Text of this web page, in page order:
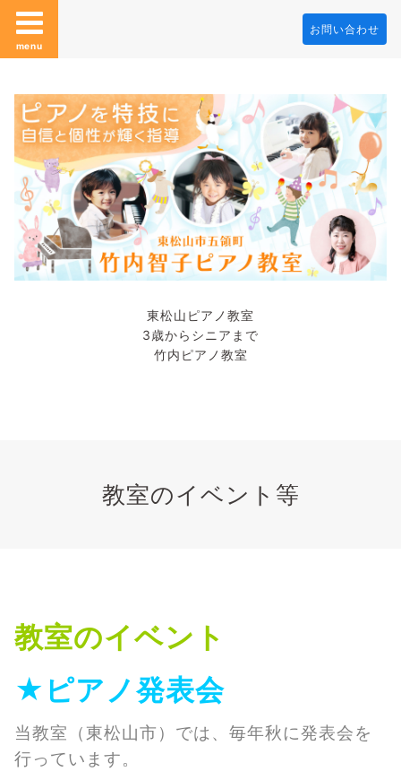
menu
お問い合わせ
東松山ピアノ教室
3歳からシニアまで
竹内ピアノ教室
教室のイベント等
教室のイベント
★ピアノ発表会
当教室（東松山市）では、毎年秋に発表会を
行っています。